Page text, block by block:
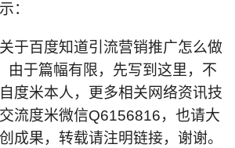
：
于百度知道引流营销推广怎么做
由于篇幅有限，先写到这里，不
度米本人，更多相关网络资讯技
流度米微信Q6156816，也请大
成果，转载请注明链接，谢谢。